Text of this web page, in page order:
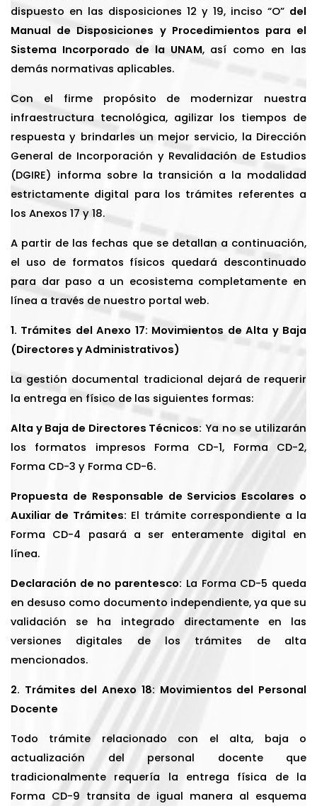
dispuesto en las disposiciones 12 y 19, inciso “O” del
Manual de Disposiciones y Procedimientos para el
Sistema Incorporado de la UNAM, así como en las
demás normativas aplicables.
Con el firme propósito de modernizar nuestra
infraestructura tecnológica, agilizar los tiempos de
respuesta y brindarles un mejor servicio, la Dirección
General de Incorporación y Revalidación de Estudios
(DGIRE) informa sobre la transición a la modalidad
estrictamente digital para los trámites referentes a
los Anexos 17 y 18.
A partir de las fechas que se detallan a continuación,
el uso de formatos físicos quedará descontinuado
para dar paso a un ecosistema completamente en
línea a través de nuestro portal web.
1. Trámites del Anexo 17: Movimientos de Alta y Baja
(Directores y Administrativos)
La gestión documental tradicional dejará de requerir
la entrega en físico de las siguientes formas:
Alta y Baja de Directores Técnicos: Ya no se utilizarán
los formatos impresos Forma CD-1, Forma CD-2,
Forma CD-3 y Forma CD-6.
Propuesta de Responsable de Servicios Escolares o
Auxiliar de Trámites: El trámite correspondiente a la
Forma CD-4 pasará a ser enteramente digital en
línea.
Declaración de no parentesco: La Forma CD-5 queda
en desuso como documento independiente, ya que su
validación se ha integrado directamente en las
versiones digitales de los trámites de alta
mencionados.
2. Trámites del Anexo 18: Movimientos del Personal
Docente
Todo trámite relacionado con el alta, baja o
actualización del personal docente que
tradicionalmente requería la entrega física de la
Forma CD-9 transita de igual manera al esquema